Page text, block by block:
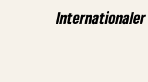
Internationaler